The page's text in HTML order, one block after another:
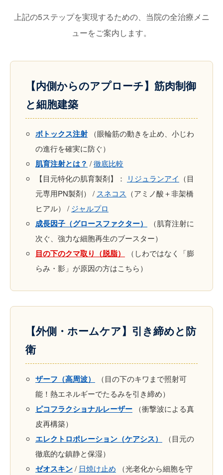
上記の5ステップを実現するための、当院の全治療メニ
ューをご案内します。
【内側からのアプローチ】筋肉制御
と細胞建築
ボトックス注射 （眼輪筋の動きを止め、小じわ
の進行を確実に防ぐ）
肌育注射とは？ /徹底比較
【目元特化の肌育製剤】：
リジュランアイ （目
元専用PN製剤） / スネコス （アミノ酸＋非架橋
ヒアル） /ジャルプロ
成長因子（グロースファクター）
（肌育注射に
次ぐ、強力な細胞再生のブースター）
目の下のクマ取り（脱脂）
（しわではなく「膨
らみ・影」が原因の方はこちら）
【外側・ホームケア】引き締めと防
衛
ザーフ（高周波）
（目の下のキワまで照射可
能！熱エネルギーでたるみを引き締め）
ピコフラクショナルレーザー （衝撃波による真
皮再構築）
エレクトロポレーション（ケアシス）
（目元の
徹底的な鎮静と保湿）
ゼオスキン/ 日焼け止め （光老化から細胞を守